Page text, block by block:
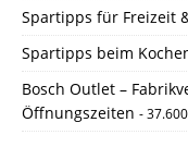
Spartipps für Freizeit
Spartipps beim
Bosch Outlet –
Öffnungszeiten -